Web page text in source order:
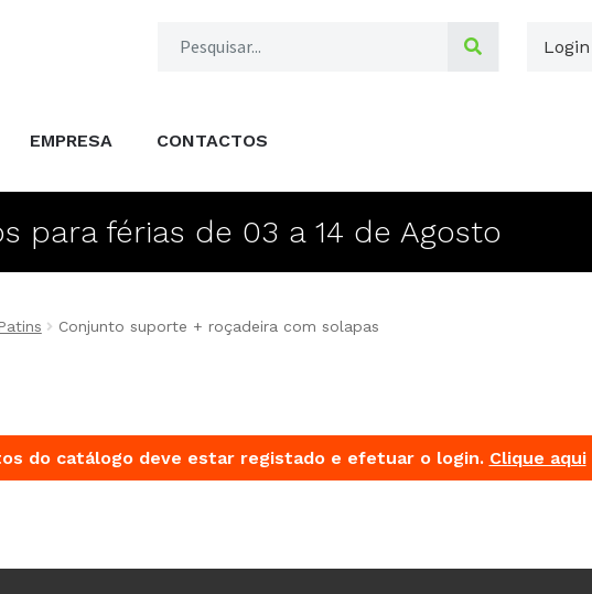
Login
EMPRESA CONTACTOS
para férias de 03 a 14 de Agosto
Conjunto suporte + roçadeira com solapas
do catálogo deve estar registado e efetuar o login. Clique aqui